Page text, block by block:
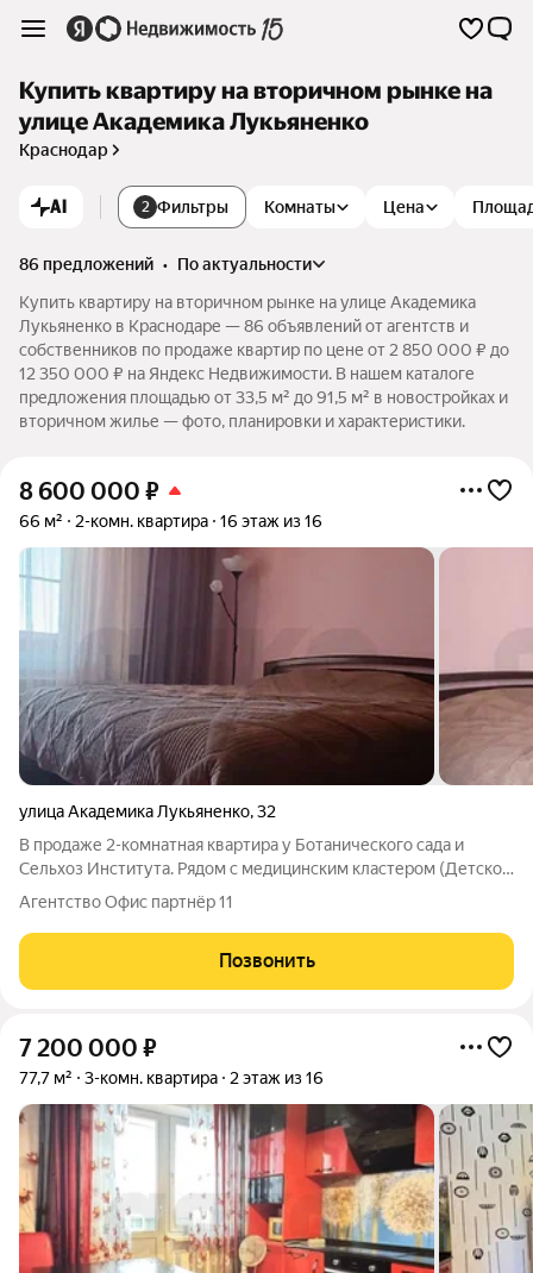
Купить квартиру на вторичном рынке на
улице Академика Лукьяненко
Краснодар
AI 2 Фильтры Комнаты Цена
86 предложений •
по актуальности
Купить квартиру на вторичном рынке на улице Академика
Лукьяненко в Краснодаре — 86 объявлений от агентств и
собственников по продаже квартир по цене от 2 850 000 ₽ до
12 350 000 ₽ на Яндекс Недвижимости. В нашем каталоге
предложения площадью от 33,5 м² до 91,5 м² в новостройках и
вторичном жилье — фото, планировки и характеристики.
8 600 000 ₽
66 м² 2-комн. квартира 16 этаж из 16
улица Академика Лукьяненко,32
В продаже 2-комнатная квартира у Ботанического сада и
Сельхоз Института. Рядом с медицинским кластером (Детской
краевой больницей и ККБ №2) Один из самых развитых
районов города! Рядом школы и детские сады, с сетевыми
магазинами - все необходимое для
Агентство Офис партнёр 11
Позвонить
7 200 000 ₽
77,7 м² 3-комн. квартира 2 этаж из 16